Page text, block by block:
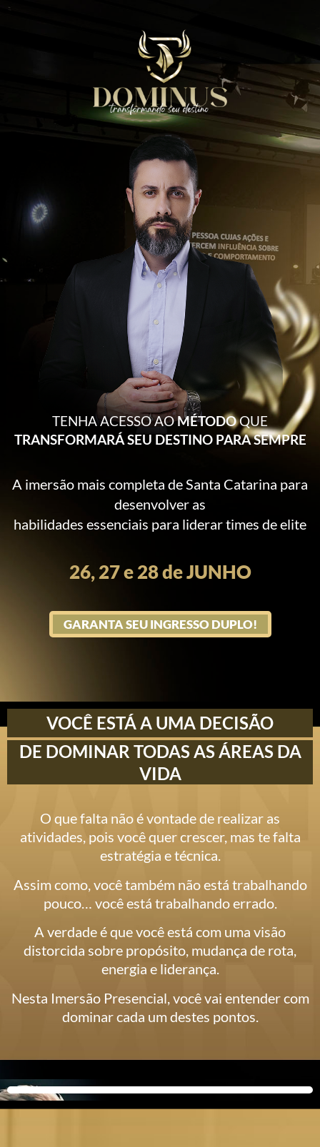
TENHA ACESSO AOMÉTODOQUE
TRANSFORMARÁ SEU DESTINO PARA SEMPRE
A imersão mais completa de Santa Catarina para
desenvolver as
habilidades essenciais para liderar times de elite
26, 27 e 28 de JUNHO
GARANTA SEU INGRESSO DUPLO!
VOCÊ ESTÁ A UMA DECISÃO
DE DOMINAR TODAS AS ÁREAS DA
VIDA
O que falta não é vontade de realizar as
atividades, pois você quer crescer, mas te falta
estratégia e técnica.
Assim como, você também não está trabalhando
pouco… você está trabalhando errado.
A verdade é que você está com uma visão
distorcida sobre propósito, mudança de rota,
energia e liderança.
Nesta Imersão Presencial, você vai entender com
dominar cada um destes pontos.